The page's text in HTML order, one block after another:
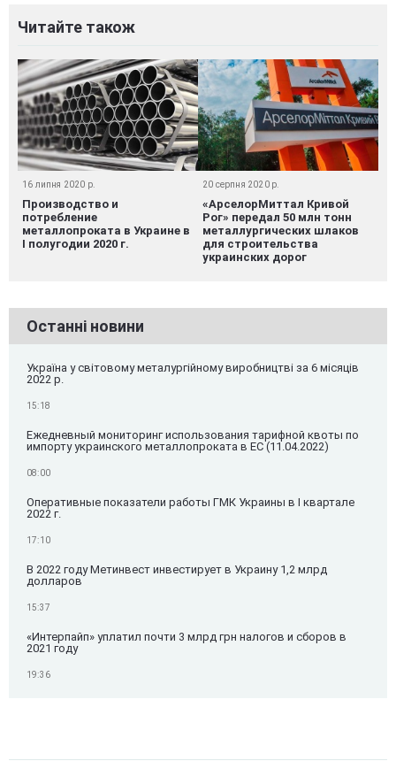
Читайте також
16 липня 2020 р.
Производство и
потребление
металлопроката в Украине в
I полугодии 2020 г.
20 серпня 2020 р.
«АрселорМиттал Кривой
Рог» передал 50 млн тонн
металлургических шлаков
для строительства
украинских дорог
Останні новини
Україна у світовому металургійному виробництві за 6 місяців
2022 р.
15:18
Ежедневный мониторинг использования тарифной квоты по
импорту украинского металлопроката в ЕС (11.04.2022)
08:00
Оперативные показатели работы ГМК Украины в I квартале
2022 г.
17:10
В 2022 году Метинвест инвестирует в Украину 1,2 млрд
долларов
15:37
«Интерпайп» уплатил почти 3 млрд грн налогов и сборов в
2021 году
19:36